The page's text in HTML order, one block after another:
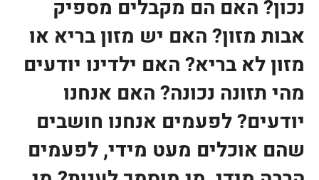
נכון? האם הם מקבלים מספיק
אבות מזון? האם יש מזון בריא או
מזון לא בריא? האם ילדינו יודעים
מהי תזונה נכונה? האם אנחנו
יודעים? לפעמים אנחנו חושבים
שהם אוכלים מעט מידי, לפעמים